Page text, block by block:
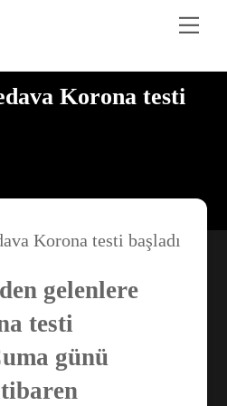
Korona testi
gelenlere
testi
günü